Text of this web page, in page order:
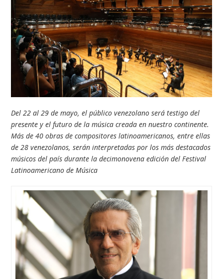
Del 22 al 29 de mayo, el público venezolano será testigo del
presente y el futuro de la música creada en nuestro continente.
Más de 40 obras de compositores latinoamericanos, entre ellas
de 28 venezolanos, serán interpretadas por los más destacados
músicos del país durante la decimonovena edición del Festival
Latinoamericano de Música